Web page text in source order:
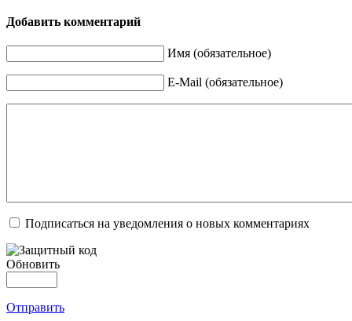
Добавить комментарий
Имя (обязательное)
E-Mail (обязательное)
Подписаться на уведомления о новых комментариях
Обновить
Отправить